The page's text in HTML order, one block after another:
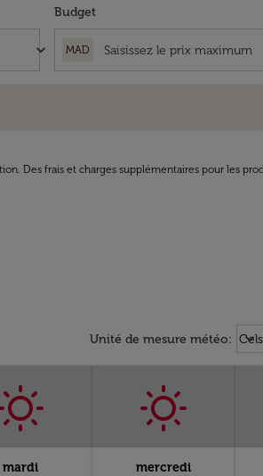
keyboard_arrow_down
Budget
MAD
Des frais et charges supplémentaires pour les
Unité de mesure météo: keyboard_arrow_down
mardi mercredi